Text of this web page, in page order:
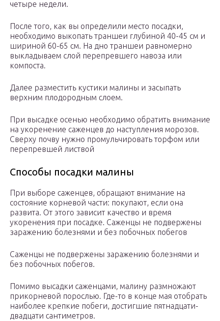
четыре недели.
После того, как вы определили место посадки,
необходимо выкопать траншеи глубиной 40-45 см и
шириной 60-65 см. На дно траншеи равномерно
выкладываем слой перепревшего навоза или
компоста.
Далее разместить кустики малины и засыпать
верхним плодородным слоем.
При высадке осенью необходимо обратить внимание
на укоренение саженцев до наступления морозов.
Сверху почву нужно промульчировать торфом или
перепревшей листвой
Способы посадки малины
При выборе саженцев, обращают внимание на
состояние корневой части: покупают, если она
развита. От этого зависит качество и время
укоренения при посадке. Саженцы не подвержены
заражению болезнями и без побочных побегов
Саженцы не подвержены заражению болезнями и
без побочных побегов.
Помимо высадки саженцами, малину размножают
прикорневой порослью. Где-то в конце мая отобрать
наиболее крепкие побеги, достигшие пятнадцати-
двадцати сантиметров.